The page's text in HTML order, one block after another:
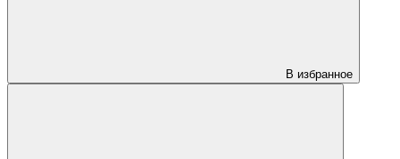
В избранное